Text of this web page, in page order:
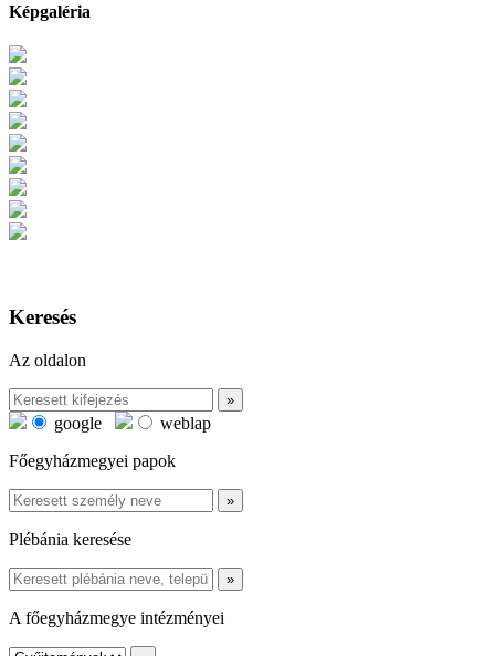
Képgaléria
Keresés
Az oldalon
google
weblap
Főegyházmegyei papok
Plébánia keresése
A főegyházmegye intézményei